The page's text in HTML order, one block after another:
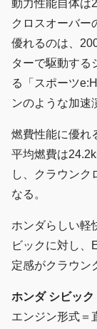
動力性能自体は
クロスオーバー
優れるのは、
ターで駆動する
る「スポーツ
ンのような加速
燃費性能に優れ
平均燃費は
し、クラウンク
なる。
ホンダらしい軽
ビックに対し、
定感がクラウン
ホンダ シビッ
エンジン形式＝